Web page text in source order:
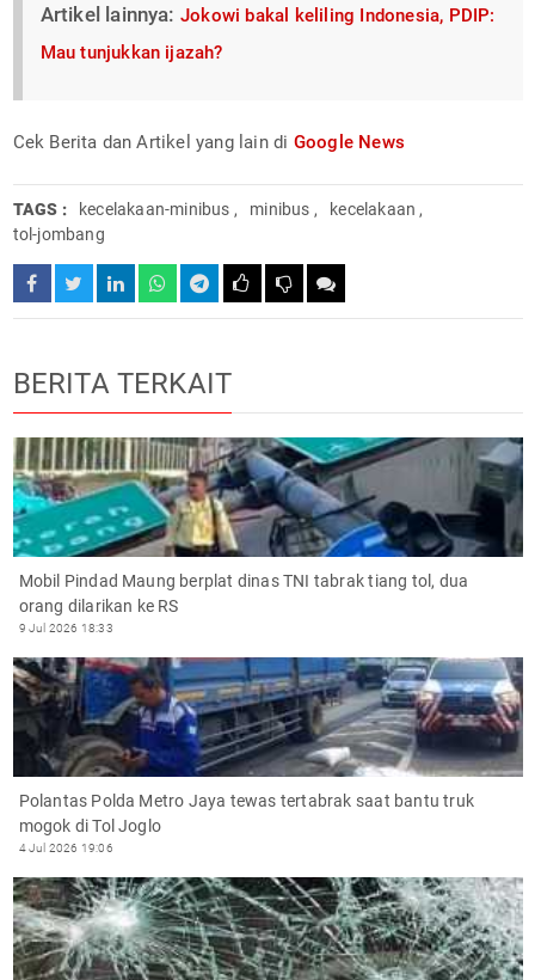
Artikel lainnya: Jokowi bakal keliling Indonesia, PDIP:
Mau tunjukkan ijazah?
Cek Berita dan Artikel yang lain di Google News
TAGS : kecelakaan-minibus , minibus , kecelakaan ,
tol-jombang
BERITA TERKAIT
Mobil Pindad Maung berplat dinas TNI tabrak tiang tol, dua
orang dilarikan ke RS
9 Jul 2026 18:33
Polantas Polda Metro Jaya tewas tertabrak saat bantu truk
mogok di Tol Joglo
4 Jul 2026 19:06